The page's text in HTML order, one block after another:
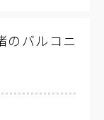
のバルコニ